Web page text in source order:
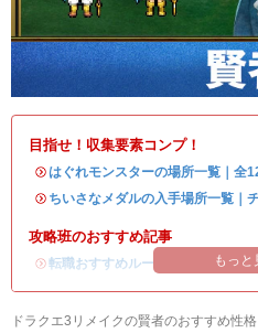
目指せ！収集要素コンプ！
・はぐれモンスターの場所一覧｜全
・ ちいさなメダルの入手場所一覧｜
攻略班のおすすめ記事
・転職おすすめルート もっと
ドラクエ3リメイクの賢者のおすすめ性